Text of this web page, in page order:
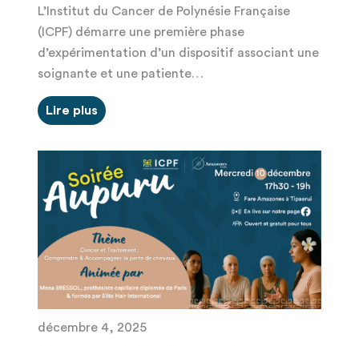
L’Institut du Cancer de Polynésie Française
(ICPF) démarre une première phase
d’expérimentation d’un dispositif associant une
soignante et une patiente…
Lire plus
décembre 4, 2025